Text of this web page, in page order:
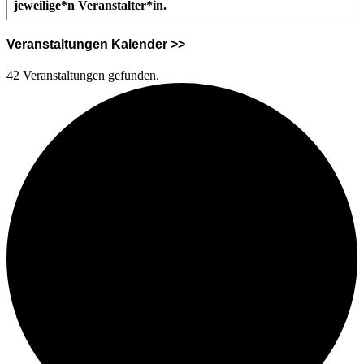
jeweilige*n Veranstalter*in.
Veranstaltungen Kalender >>
42 Veranstaltungen gefunden.